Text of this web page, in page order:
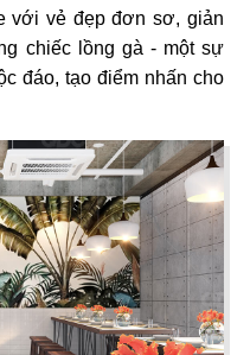
với vẻ đẹp đơn sơ, giản
chiếc lồng gà - một sự
đáo, tạo điểm nhấn cho
28
BABOON CLUB
Bar